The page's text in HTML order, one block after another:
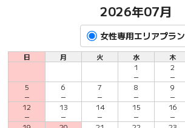
2026年07月
女性専用エリアプラン
日 月 火 水 木
1
－
2
－
5
－
6
－
7
－
8
－
9
－
12
－
13
－
14
－
15
－
16
－